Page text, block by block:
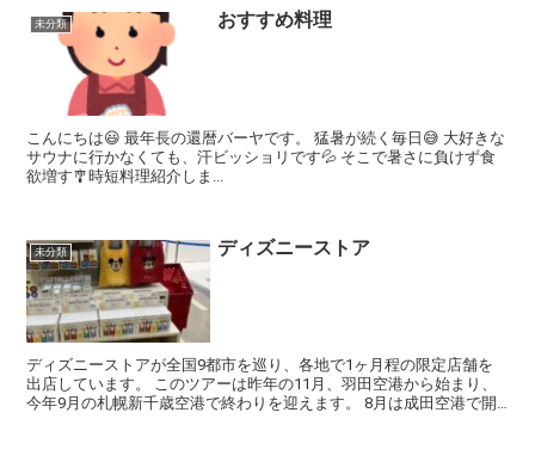
未分類 おすすめ料理
こんにちは😃 最年長の還暦バーヤです。 猛暑が続く毎日😅 大好きな
サウナに行かなくても、汗ビッショリです💦 そこで暑さに負けず食
欲増す🎐時短料理紹介しま...
未分類 ディズニーストア
ディズニーストアが全国9都市を巡り、各地で1ヶ月程の限定店舗を
出店しています。 このツアーは昨年の11月、羽田空港から始まり、
今年9月の札幌新千歳空港で終わりを迎えます。 8月は成田空港で開